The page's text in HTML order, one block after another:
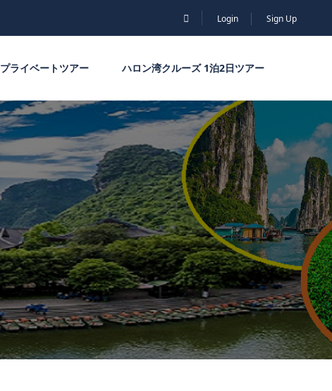
Login Sign Up
プライベートツアー ハロン湾クルーズ 1泊2日ツアー